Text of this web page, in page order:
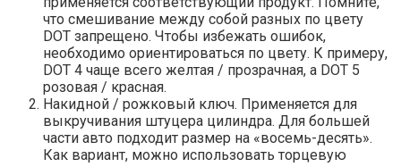
что смешивание между собой разных по цвету
DOT запрещено. Чтобы избежать ошибок,
необходимо ориентироваться по цвету. К примеру,
DOT 4 чаще всего желтая / прозрачная, а DOT 5
розовая / красная.
Накидной / рожковый ключ. Применяется для
выкручивания штуцера цилиндра. Для большей
части авто подходит размер на «восемь-десять».
Как вариант, можно использовать торцевую